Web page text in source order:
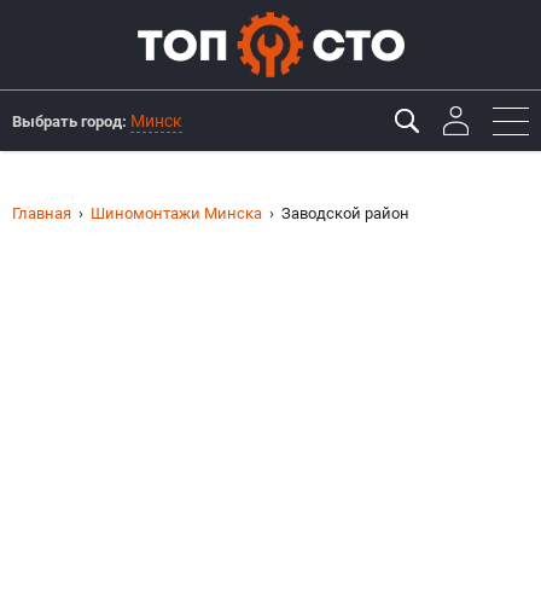
Выбрать город: Минск
Главная Шиномонтажи Минска Заводской район